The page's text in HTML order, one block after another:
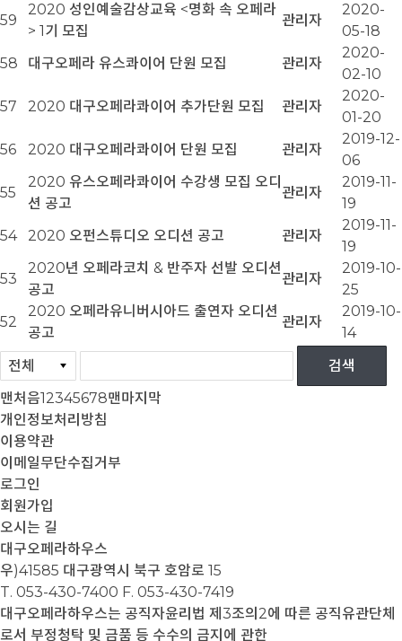
59
2020 성인예술감상교육 <명화 속 오페라
> 1기 모집
관리자
2020-
05-18
58
대구오페라 유스콰이어 단원 모집 관리자
2020-
02-10
57
2020 대구오페라콰이어 추가단원 모집 관리자
2020-
01-20
56
2020 대구오페라콰이어 단원 모집 관리자
2019-12-
06
55
2020 유스오페라콰이어 수강생 모집 오디
션 공고
관리자
2019-11-
19
54
2020 오펀스튜디오 오디션 공고 관리자
2019-11-
19
53
2020년 오페라코치 & 반주자 선발 오디션
공고
관리자
2019-10-
25
52
2020 오페라유니버시아드 출연자 오디션
공고
관리자
2019-10-
14
맨처음12345678맨마지막
개인정보처리방침
이용약관
이메일무단수집거부
로그인
회원가입
오시는 길
대구오페라하우스
우)41585 대구광역시 북구 호암로 15
T. 053-430-7400 F. 053-430-7419
대구오페라하우스는 공직자윤리법 제3조의2에 따른 공직유관단체
로서 부정청탁 및 금품 등 수수의 금지에 관한